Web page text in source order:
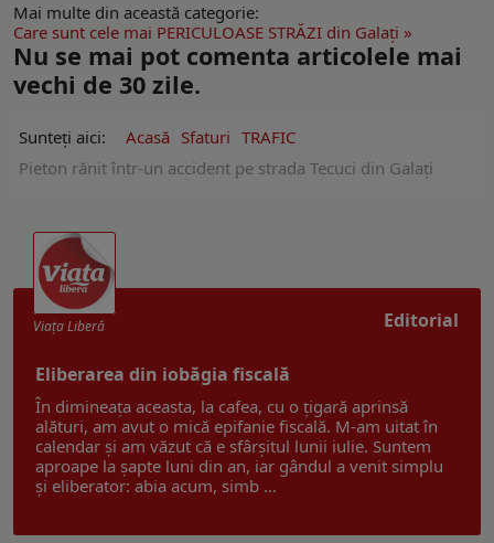
Mai multe din această categorie:
Care sunt cele mai PERICULOASE STRĂZI din Galaţi »
Nu se mai pot comenta articolele mai
vechi de 30 zile.
Sunteți aici: Acasă Sfaturi TRAFIC
Pieton rănit într-un accident pe strada Tecuci din Galați
Editorial
Viaţa Liberă
Eliberarea din iobăgia fiscală
În dimineața aceasta, la cafea, cu o țigară aprinsă
alături, am avut o mică epifanie fiscală. M-am uitat în
calendar și am văzut că e sfârșitul lunii iulie. Suntem
aproape la șapte luni din an, iar gândul a venit simplu
și eliberator: abia acum, simb ...